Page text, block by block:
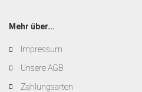
Mehr über...
Impressum
Unsere AGB
Zahlungsarten